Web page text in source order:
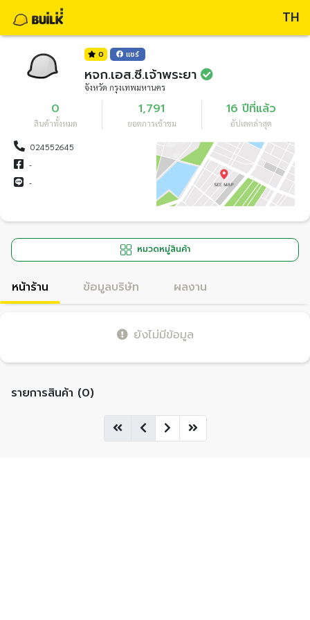
TH
0 แชร์
หจก.เอส.ซี.เจ้าพระยา
จังหวัด กรุงเทพมหานคร
0
สินค้าทั้งหมด
1,791
ยอดการเข้าชม
16 ปีที่แล้ว
อัปเดตล่าสุด
024552645
-
-
หมวดหมู่สินค้า
หน้าร้าน ข้อมูลบริษัท ผลงาน
ยังไม่มีข้อมูล
รายการสินค้า (0)